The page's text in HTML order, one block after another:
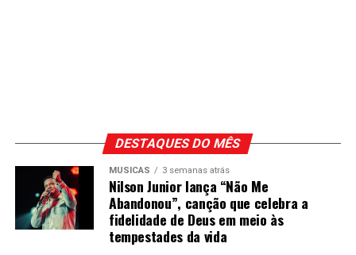
DESTAQUES DO MÊS
MÚSICAS 3 semanas atrás
Nilson Junior lança “Não Me
Abandonou”, canção que celebra a
fidelidade de Deus em meio às
tempestades da vida